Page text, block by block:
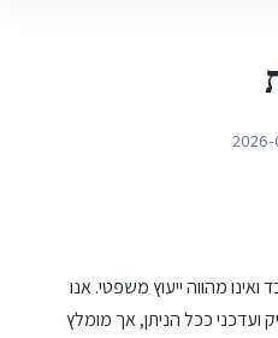
מהווה ייעוץ משפטי. אנו
ועדכני ככל הניתן, אך מומלץ